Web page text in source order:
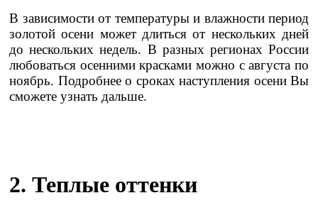
В зависимости от температуры и влажности период
золотой осени может длиться от нескольких дней
до нескольких недель. В разных регионах России
любоваться осенними красками можно с августа по
ноябрь. Подробнее о сроках наступления осени Вы
сможете узнать дальше.
2. Теплые оттенки